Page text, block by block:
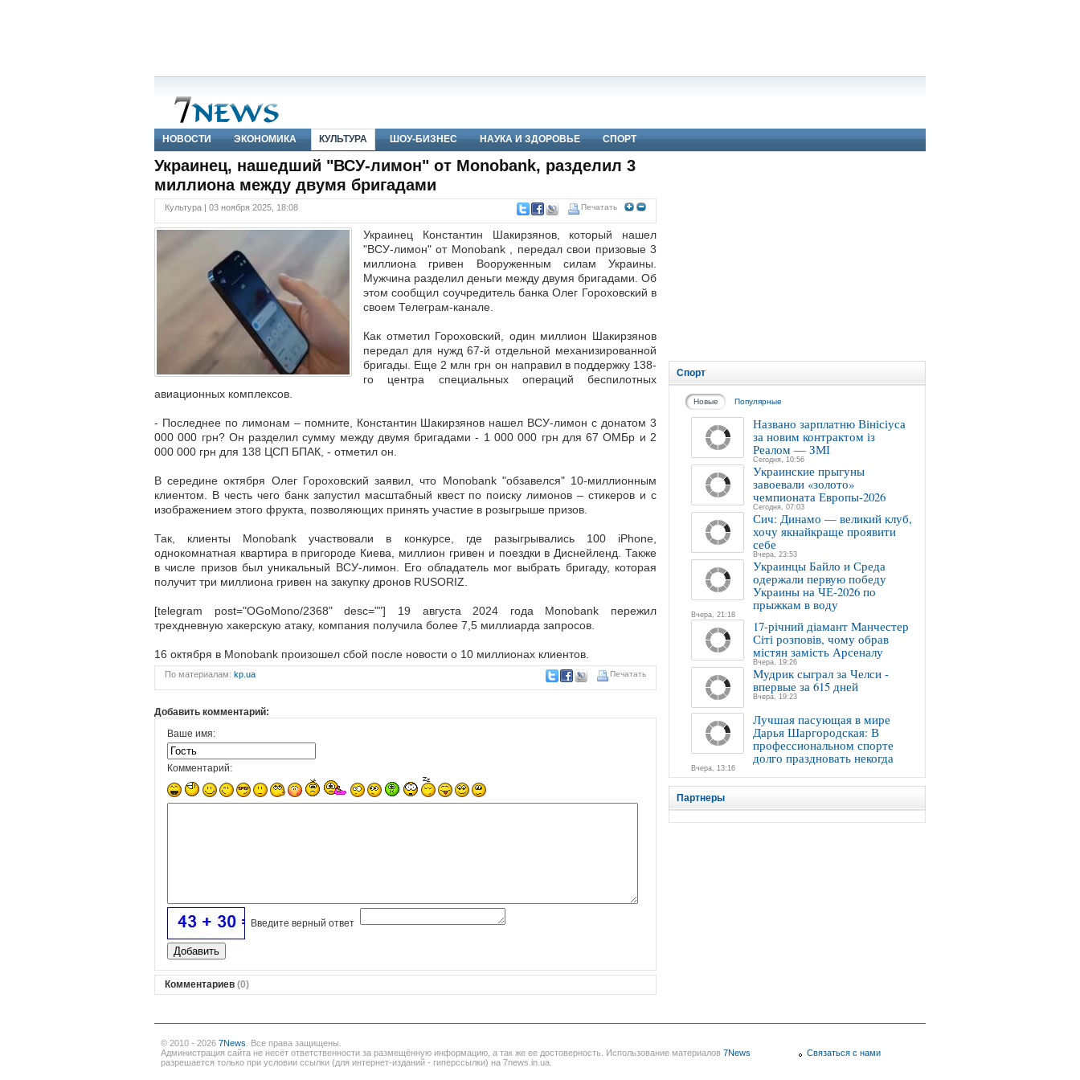
НОВОСТИ ЭКОНОМИКА КУЛЬТУРА ШОУ-БИЗНЕС НАУКА И ЗДОРОВЬЕ СПОРТ
Украинец, нашедший "ВСУ-лимон" от Monobank, разделил 3
миллиона между двумя бригадами
Печатать
Культура | 03 ноября 2025, 18:08
Украинец Константин Шакирзянов, который нашел
"ВСУ-лимон" от Monobank , передал свои призовые 3
миллиона гривен Вооруженным силам Украины.
Мужчина разделил деньги между двумя бригадами. Об
этом сообщил соучредитель банка Олег Гороховский в
своем Телеграм-канале.
Как отметил Гороховский, один миллион Шакирзянов
передал для нужд 67-й отдельной механизированной
бригады. Еще 2 млн грн он направил в поддержку 138-
го центра специальных операций беспилотных
авиационных комплексов.
- Последнее по лимонам – помните, Константин Шакирзянов нашел ВСУ-лимон с донатом 3
000 000 грн? Он разделил сумму между двумя бригадами - 1 000 000 грн для 67 ОМБр и 2
000 000 грн для 138 ЦСП БПАК, - отметил он.
В середине октября Олег Гороховский заявил, что Monobank "обзавелся" 10-миллионным
клиентом. В честь чего банк запустил масштабный квест по поиску лимонов – стикеров и с
изображением этого фрукта, позволяющих принять участие в розыгрыше призов.
Так, клиенты Monobank участвовали в конкурсе, где разыгрывались 100 iPhone,
однокомнатная квартира в пригороде Киева, миллион гривен и поездки в Диснейленд. Также
в числе призов был уникальный ВСУ-лимон. Его обладатель мог выбрать бригаду, которая
получит три миллиона гривен на закупку дронов RUSORIZ.
[telegram post="OGoMono/2368" desc=""] 19 августа 2024 года Мonobank пережил
трехдневную хакерскую атаку, компания получила более 7,5 миллиарда запросов.
16 октября в Monobank произошел сбой после новости о 10 миллионах клиентов.
Печатать
По материалам: kp.ua
Добавить комментарий:
Ваше имя:
Комментарий:
Введите верный ответ
Комментариев (0)
Спорт
Новые Популярные
Названо зарплатню Вінісіуса
за новим контрактом із
Реалом — ЗМІ
Сегодня, 10:56
Украинские прыгуны
завоевали «золото»
чемпионата Европы-2026
Сегодня, 07:03
Сич: Динамо — великий клуб,
хочу якнайкраще проявити
себе
Вчера, 23:53
Украинцы Байло и Среда
одержали первую победу
Украины на ЧЕ-2026 по
прыжкам в воду
Вчера, 21:18
17-річний діамант Манчестер
Сіті розповів, чому обрав
містян замість Арсеналу
Вчера, 19:26
Мудрик сыграл за Челси -
впервые за 615 дней
Вчера, 19:23
Лучшая пасующая в мире
Дарья Шаргородская: В
профессиональном спорте
долго праздновать некогда
Вчера, 13:16
Партнеры
© 2010 - 2026 7News . Все права защищены.
Администрация сайта не несёт ответственности за размещённую информацию, а так же ее достоверность. Использование материалов 7News
разрешается только при условии ссылки (для интернет-изданий - гиперссылки) на 7news.in.ua.
Связаться с нами